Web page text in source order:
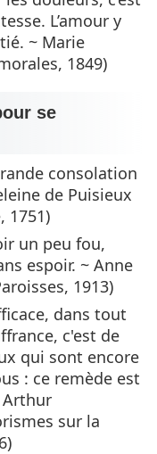
L’amour y
~ Marie
1849)
se
consolation
de Puisieux
1751)
un peu fou,
espoir. ~ Anne
1913)
dans tout
c'est de
qui sont encore
: ce remède est
Arthur
sur la